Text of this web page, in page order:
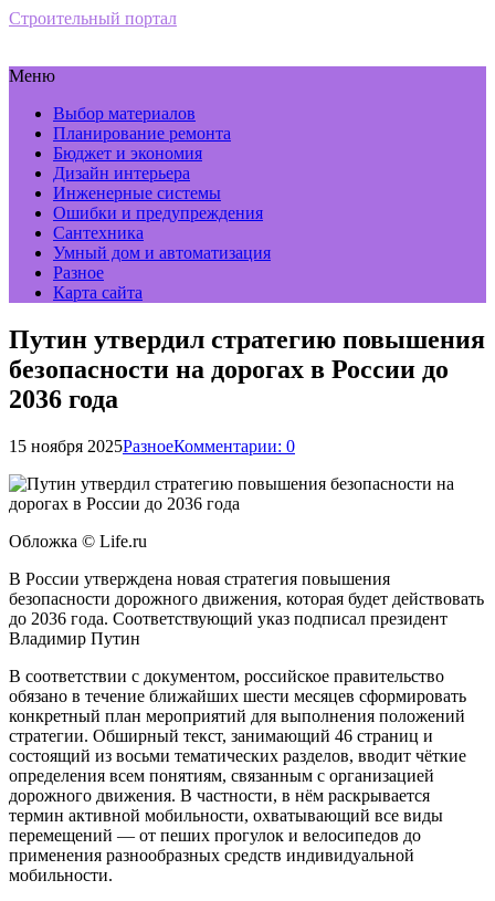
Строительный портал
Меню
Выбор материалов
Планирование ремонта
Бюджет и экономия
Дизайн интерьера
Инженерные системы
Ошибки и предупреждения
Сантехника
Умный дом и автоматизация
Разное
Карта сайта
Путин утвердил стратегию повышения
безопасности на дорогах в России до
2036 года
15 ноября 2025РазноеКомментарии: 0
Обложка © Life.ru
В России утверждена новая стратегия повышения
безопасности дорожного движения, которая будет действовать
до 2036 года. Соответствующий указ подписал президент
Владимир Путин
В соответствии с документом, российское правительство
обязано в течение ближайших шести месяцев сформировать
конкретный план мероприятий для выполнения положений
стратегии. Обширный текст, занимающий 46 страниц и
состоящий из восьми тематических разделов, вводит чёткие
определения всем понятиям, связанным с организацией
дорожного движения. В частности, в нём раскрывается
термин активной мобильности, охватывающий все виды
перемещений — от пеших прогулок и велосипедов до
применения разнообразных средств индивидуальной
мобильности.